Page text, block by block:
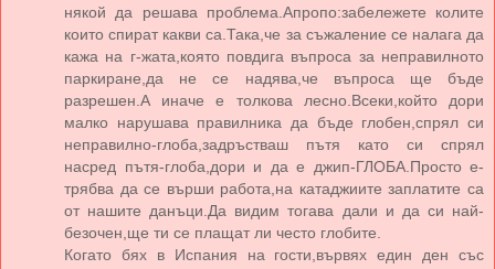
някой да решава проблема.Апропо:забележете колите
които спират какви са.Така,че за съжаление се налага да
кажа на г-жата,която повдига въпроса за неправилното
паркиране,да не се надява,че въпроса ще бъде
разрешен.А иначе е толкова лесно.Всеки,който дори
малко нарушава правилника да бъде глобен,спрял си
неправилно-глоба,задръстваш пътя като си спрял
насред пътя-глоба,дори и да е джип-ГЛОБА.Просто е-
трябва да се върши работа,на катаджиите заплатите са
от нашите данъци.Да видим тогава дали и да си най-
безочен,ще ти се плащат ли често глобите.
Когато бях в Испания на гости,вървях един ден със